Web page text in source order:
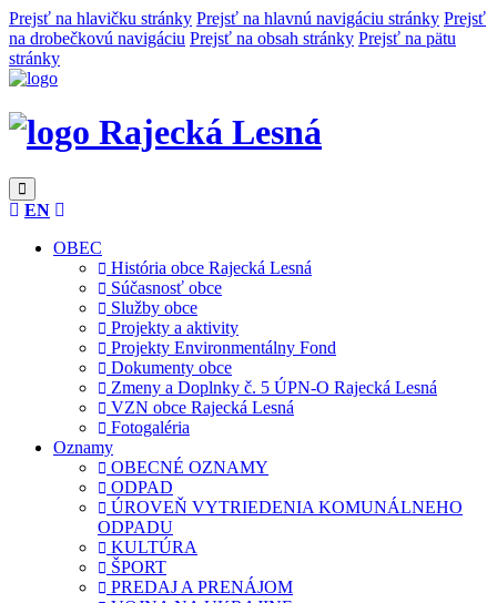
Prejsť na hlavičku stránky Prejsť na hlavnú navigáciu stránky Prejsť
na drobečkovú navigáciu Prejsť na obsah stránky Prejsť na pätu
stránky
Rajecká Lesná
EN
OBEC
História obce Rajecká Lesná
Súčasnosť obce
Služby obce
Projekty a aktivity
Projekty Environmentálny Fond
Dokumenty obce
Zmeny a Doplnky č. 5 ÚPN-O Rajecká Lesná
VZN obce Rajecká Lesná
Fotogaléria
Oznamy
OBECNÉ OZNAMY
ODPAD
ÚROVEŇ VYTRIEDENIA KOMUNÁLNEHO
ODPADU
KULTÚRA
ŠPORT
PREDAJ A PRENÁJOM